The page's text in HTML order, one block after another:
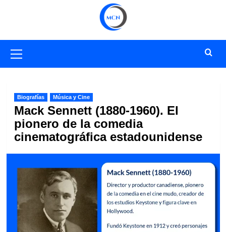
primario
Biografías Música y Cine
Mack Sennett (1880-1960). El
pionero de la comedia
cinematográfica estadounidense